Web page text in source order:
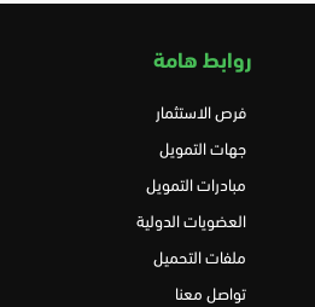
روابط هامة
فرص الاستثمار
جهات التمويل
مبادرات التمويل
العضويات الدولية
ملفات التحميل
تواصل معنا